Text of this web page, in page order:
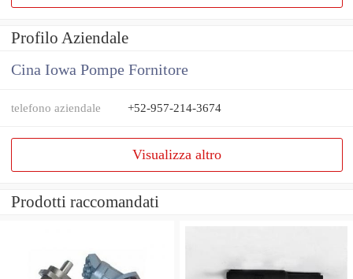
Profilo Aziendale
Cina Iowa Pompe Fornitore
telefono aziendale +52-957-214-3674
Visualizza altro
Prodotti raccomandati